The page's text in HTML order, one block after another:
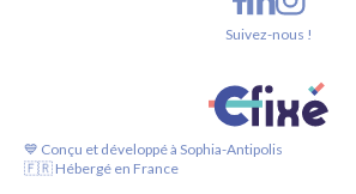
💙 Conçu et développé à Sophia-Antipolis
🇫🇷 Hébergé en France
Suivez-nous !